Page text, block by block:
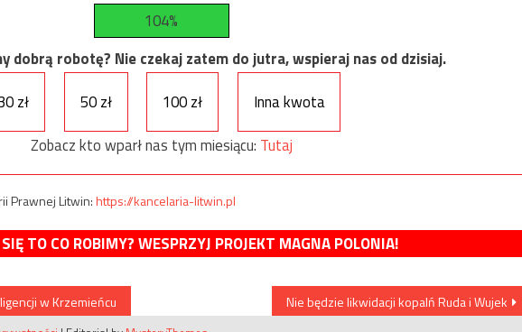
104%
dobrą robotę? Nie czekaj zatem do jutra, wspieraj nas od dzisiaj.
zł
50 zł 100 zł
Inna kwota
Zobacz kto wparł nas tym miesiącu: Tutaj
Prawnej Litwin:https://kancelaria-litwin.pl
TO CO ROBIMY? WESPRZYJ PROJEKT MAGNA POLONIA!
w Krzemieńcu Nie będzie likwidacji kopalń Ruda i Wujek